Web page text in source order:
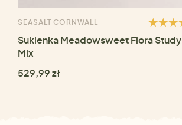
SEASALT CORNWALL
Sukienka Meadowsweet Flora Study
Mix
529,99 zł